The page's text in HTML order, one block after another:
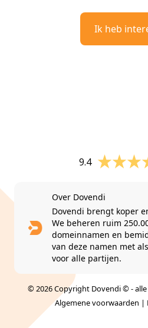
Ik heb
9.4
Over Dovendi
Dovendi brengt koper
We beheren ruim
domeinnamen en
van deze namen met
voor alle partijen.
© 2026 Copyright Dovendi © -
Algemene voorwaarden |